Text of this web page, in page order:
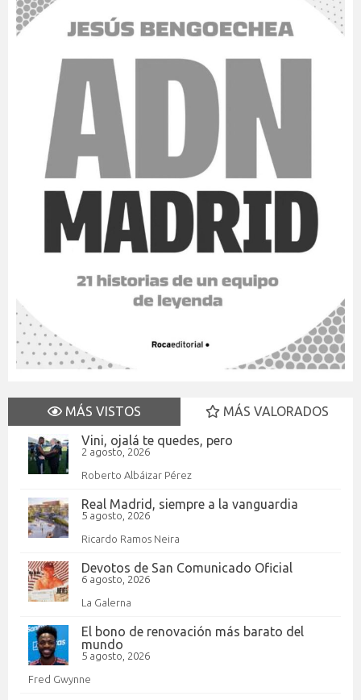
MÁS VISTOS
MÁS VALORADOS
Vini, ojalá te quedes, pero
2 agosto, 2026
Roberto Albáizar Pérez
Real Madrid, siempre a la vanguardia
5 agosto, 2026
Ricardo Ramos Neira
Devotos de San Comunicado Oficial
6 agosto, 2026
La Galerna
El bono de renovación más barato del
mundo
5 agosto, 2026
Fred Gwynne